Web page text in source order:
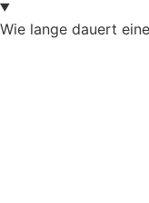
Wie lange dauert